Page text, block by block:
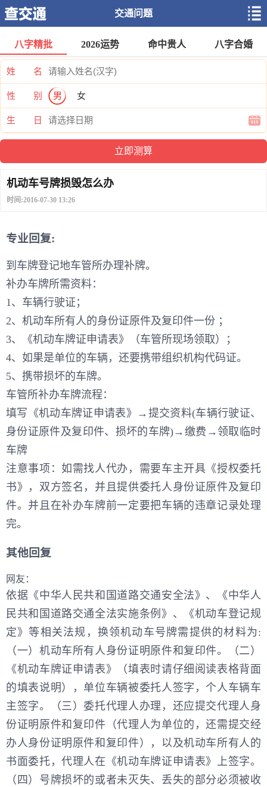
交通问题
八字精批 2026运势 命中贵人 八字合婚
姓 名
性 别 男 女
生 日
机动车号牌损毁怎么办
时间:2016-07-30 13:26
专业回复:
到车牌登记地车管所办理补牌。
补办车牌所需资料：
1、车辆行驶证；
2、机动车所有人的身份证原件及复印件一份 ；
3、《机动车牌证申请表》（车管所现场领取）；
4、如果是单位的车辆，还要携带组织机构代码证。
5、携带损坏的车牌。
车管所补办车牌流程：
填写《机动车牌证申请表》→提交资料(车辆行驶证、
身份证原件及复印件、损坏的车牌)→缴费→领取临时
车牌
注意事项：如需找人代办，需要车主开具《授权委托
书》，双方签名，并且提供委托人身份证原件及复印
件。并且在补办车牌前一定要把车辆的违章记录处理
完。
其他回复
网友：
依据《中华人民共和国道路交通安全法》、《中华人
民共和国道路交通全法实施条例》、《机动车登记规
定》等相关法规，换领机动车号牌需提供的材料为:
（一）机动车所有人身份证明原件和复印件。（二）
《机动车牌证申请表》（填表时请仔细阅读表格背面
的填表说明），单位车辆被委托人签字，个人车辆车
主签字。（三）委托代理人办理，还应提交代理人身
份证明原件和复印件（代理人为单位的，还需提交经
办人身份证明原件和复印件），以及机动车所有人的
书面委托，代理人在《机动车牌证申请表》上签字。
（四）号牌损坏的或者未灭失、丢失的部分必须被收